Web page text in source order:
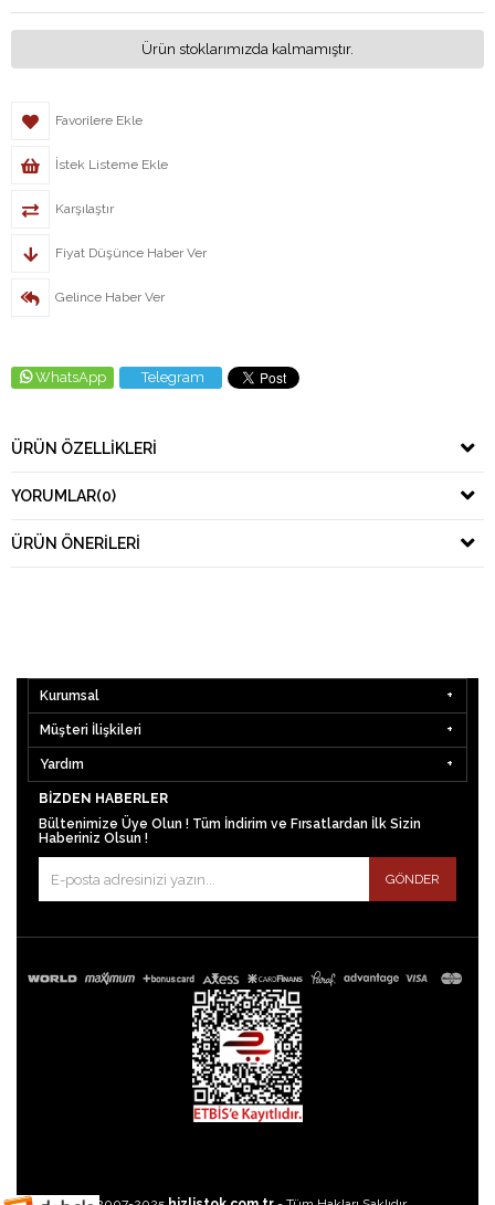
Ürün stoklarımızda kalmamıştır.
Favorilere Ekle
İstek Listeme Ekle
Karşılaştır
Fiyat Düşünce Haber Ver
Gelince Haber Ver
WhatsApp Telegram
ÜRÜN ÖZELLIKLERI
YORUMLAR(0)
ÜRÜN ÖNERILERI
Kurumsal
Müşteri İlişkileri
Yardım
BIZDEN HABERLER
Bültenimize Üye Olun ! Tüm İndirim ve Fırsatlardan İlk Sizin
Haberiniz Olsun !
GÖNDER